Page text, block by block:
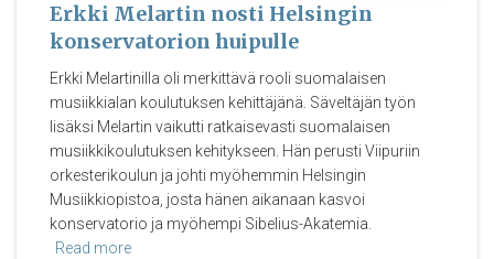
Erkki Melartin nosti Helsingin
konservatorion huipulle
Erkki Melartinilla oli merkittävä rooli suomalaisen
musiikkialan koulutuksen kehittäjänä. Säveltäjän työn
lisäksi Melartin vaikutti ratkaisevasti suomalaisen
musiikkikoulutuksen kehitykseen. Hän perusti Viipuriin
orkesterikoulun ja johti myöhemmin Helsingin
Musiikkiopistoa, josta hänen aikanaan kasvoi
konservatorio ja myöhempi Sibelius-Akatemia.
Read more